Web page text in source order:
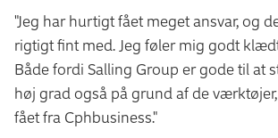
"Jeg har hurtigt fået meget ansvar, og
rigtigt fint med. Jeg føler mig godt
Både fordi Salling Group er gode til at
høj grad også på grund af de
fået fra Cphbusiness."